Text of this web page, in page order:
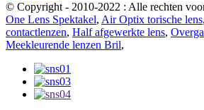
© Copyright - 2010-2022 : Alle rechten
One Lens Spektakel, Air Optix torische lens,
contactlenzen, Half afgewerkte lens,
Meekleurende lenzen Bril,